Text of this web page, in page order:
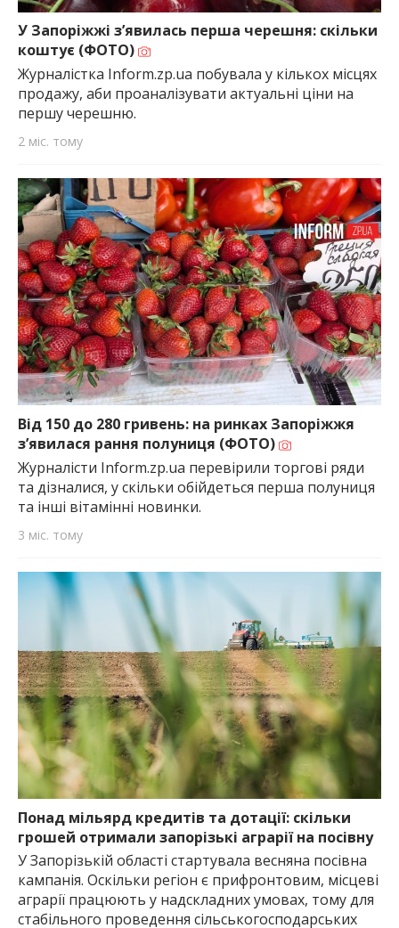
найважливішу інформацію про події
міста Запоріжжя та області.
У Запоріжжі з’явилась перша черешня: скільки
коштує (ФОТО)
Журналістка Inform.zp.ua побувала у кількох місцях
продажу, аби проаналізувати актуальні ціни на
першу черешню.
2 міс. тому
Від 150 до 280 гривень: на ринках Запоріжжя
з’явилася рання полуниця (ФОТО)
Журналісти Inform.zp.ua перевірили торгові ряди
та дізналися, у скільки обійдеться перша полуниця
та інші вітамінні новинки.
3 міс. тому
Понад мільярд кредитів та дотації: скільки
грошей отримали запорізькі аграрії на посівну
У Запорізькій області стартувала весняна посівна
кампанія. Оскільки регіон є прифронтовим, місцеві
аграрії працюють у надскладних умовах, тому для
стабільного проведення сільськогосподарських